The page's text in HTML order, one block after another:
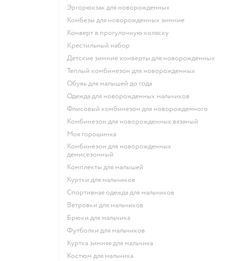
Эргорюкзак для новорожденных
Комбезы для новорожденных зимние
Конверт в прогулочную коляску
Крестильный набор
Детские зимние конверты для новорожденных
Теплый комбинезон для новорожденных
Обувь для малышей до года
Одежда для новорожденных мальчиков
Флисовый комбинезон для новорожденного
Комбинезон для новорожденных вязаный
Моя горошинка
Комбинезон для новорожденных
демисезонный
Комплекты для малышей
Куртки для мальчиков
Спортивная одежда для мальчиков
Ветровки для мальчиков
Брюки для мальчика
Футболки для мальчиков
Куртка зимняя для мальчика
Костюм для мальчика